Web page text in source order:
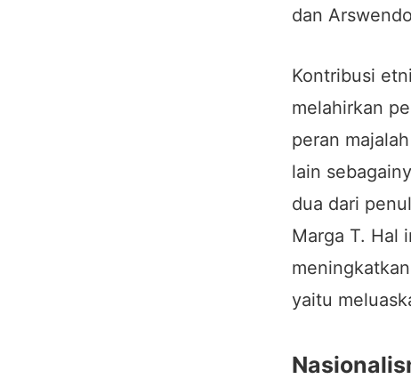
dan
Kontribusi
melahirkan
peran
lain
dua dari
Marga T. Hal
yaitu